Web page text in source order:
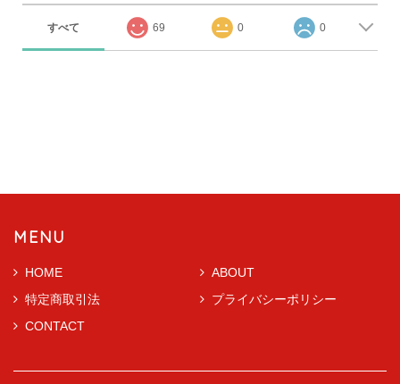
すべて 69 0 0
MENU
HOME
ABOUT
特定商取引法
プライバシーポリシー
CONTACT